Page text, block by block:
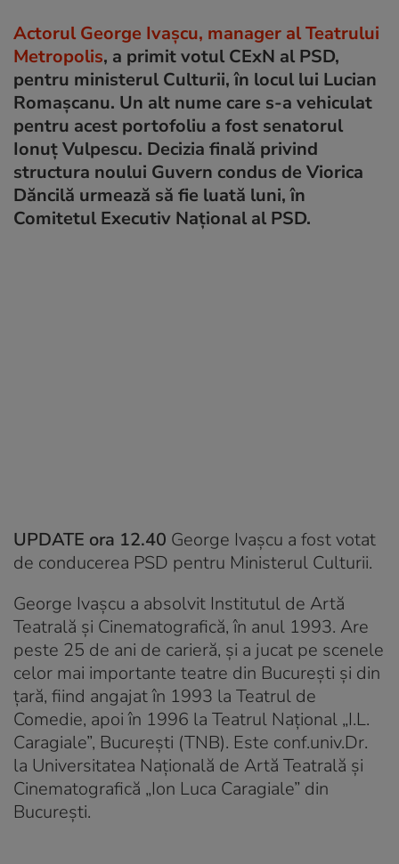
Actorul George Ivașcu, manager al Teatrului
Metropolis, a primit votul CExN al PSD,
pentru ministerul Culturii, în locul lui Lucian
Romașcanu. Un alt nume care s-a vehiculat
pentru acest portofoliu a fost senatorul
Ionuț Vulpescu. Decizia finală privind
structura noului Guvern condus de Viorica
Dăncilă urmează să fie luată luni, în
Comitetul Executiv Național al PSD.
UPDATE ora 12.40 George Ivașcu a fost votat
de conducerea PSD pentru Ministerul Culturii.
George Ivașcu a absolvit Institutul de Artă
Teatrală și Cinematografică, în anul 1993. Are
peste 25 de ani de carieră, și a jucat pe scenele
celor mai importante teatre din București și din
țară, fiind angajat în 1993 la Teatrul de
Comedie, apoi în 1996 la Teatrul Național „I.L.
Caragiale”, București (TNB). Este conf.univ.Dr.
la Universitatea Națională de Artă Teatrală și
Cinematografică „Ion Luca Caragiale” din
București.